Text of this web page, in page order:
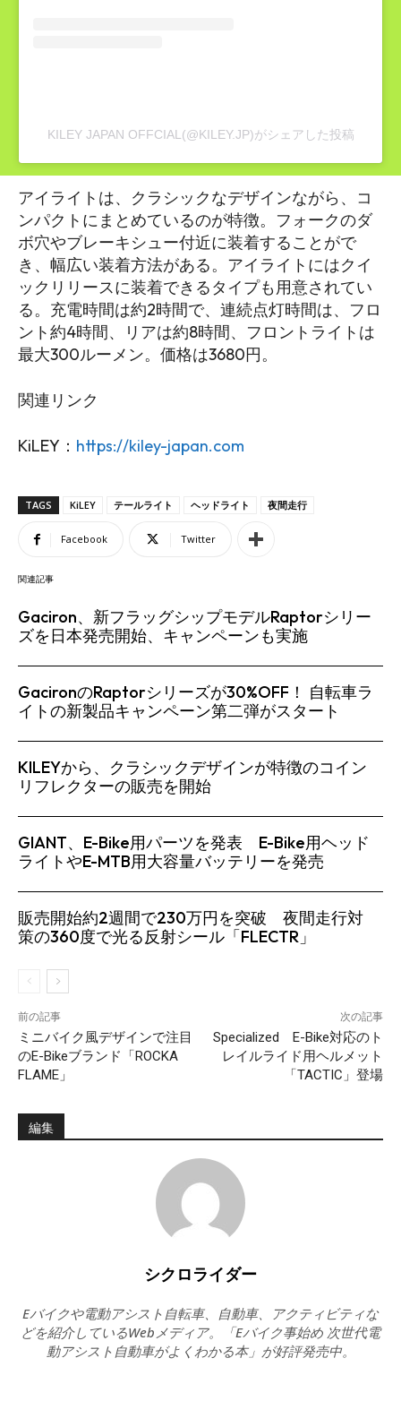
KILEY JAPAN OFFCIAL(@KILEY.JP)がシェアした投稿
アイライトは、クラシックなデザインながら、コ
ンパクトにまとめているのが特徴。フォークのダ
ボ穴やブレーキシュー付近に装着することがで
き、幅広い装着方法がある。アイライトにはクイ
ックリリースに装着できるタイプも用意されてい
る。充電時間は約2時間で、連続点灯時間は、フロ
ント約4時間、リアは約8時間、フロントライトは
最大300ルーメン。価格は3680円。
関連リンク
KiLEY： https://kiley-japan.com
TAGS KiLEY テールライト ヘッドライト 夜間走行
Facebook Twitter
関連記事
Gaciron、新フラッグシップモデルRaptorシリー
ズを日本発売開始、キャンペーンも実施
GacironのRaptorシリーズが30%OFF！ 自転車ラ
イトの新製品キャンペーン第二弾がスタート
KILEYから、クラシックデザインが特徴のコイン
リフレクターの販売を開始
GIANT、E-Bike用パーツを発表 E-Bike用ヘッド
ライトやE-MTB用大容量バッテリーを発売
販売開始約2週間で230万円を突破 夜間走行対
策の360度で光る反射シール「FLECTR」
前の記事
ミニバイク風デザインで注目
のE-Bikeブランド「ROCKA
FLAME」
次の記事
Specialized E-Bike対応のト
レイルライド用ヘルメット
「TACTIC」登場
編集
シクロライダー
Eバイクや電動アシスト自転車、自動車、アクティビティな
どを紹介しているWebメディア。「Eバイク事始め 次世代電
動アシスト自動車がよくわかる本」が好評発売中。